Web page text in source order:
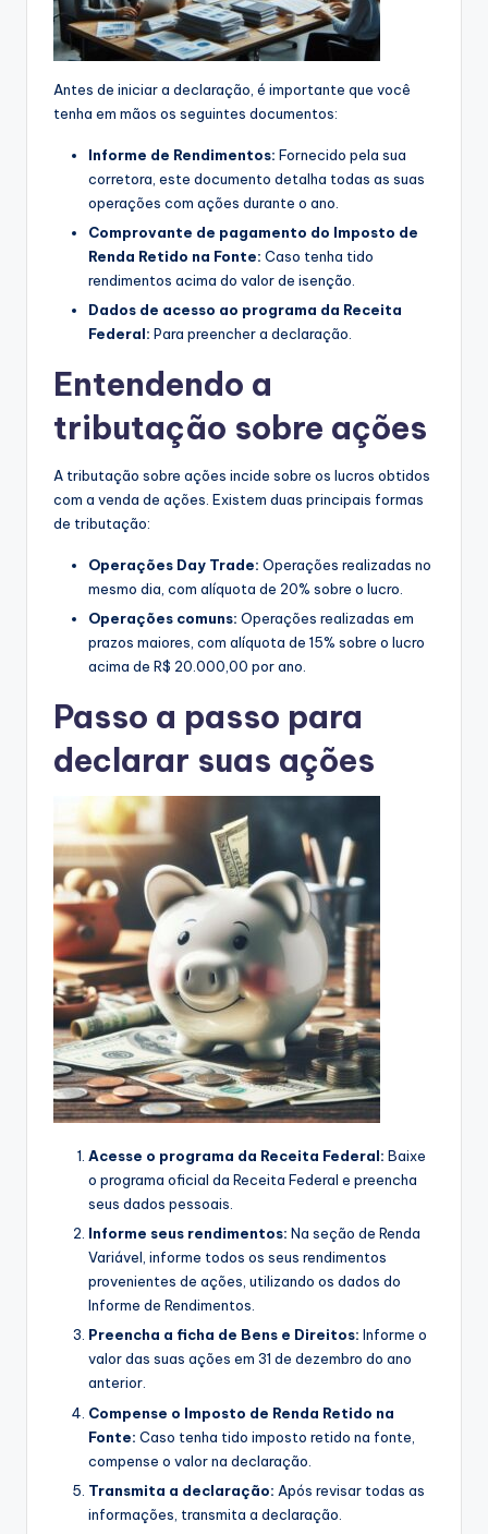
Antes de iniciar a declaração, é importante que você
tenha em mãos os seguintes documentos:
Informe de Rendimentos: Fornecido pela sua
corretora, este documento detalha todas as suas
operações com ações durante o ano.
Comprovante de pagamento do Imposto de
Renda Retido na Fonte: Caso tenha tido
rendimentos acima do valor de isenção.
Dados de acesso ao programa da Receita
Federal: Para preencher a declaração.
Entendendo a
tributação sobre ações
A tributação sobre ações incide sobre os lucros obtidos
com a venda de ações. Existem duas principais formas
de tributação:
Operações Day Trade: Operações realizadas no
mesmo dia, com alíquota de 20% sobre o lucro.
Operações comuns: Operações realizadas em
prazos maiores, com alíquota de 15% sobre o lucro
acima de R$ 20.000,00 por ano.
Passo a passo para
declarar suas ações
Acesse o programa da Receita Federal: Baixe
o programa oficial da Receita Federal e preencha
seus dados pessoais.
Informe seus rendimentos: Na seção de Renda
Variável, informe todos os seus rendimentos
provenientes de ações, utilizando os dados do
Informe de Rendimentos.
Preencha a ficha de Bens e Direitos: Informe o
valor das suas ações em 31 de dezembro do ano
anterior.
Compense o Imposto de Renda Retido na
Fonte: Caso tenha tido imposto retido na fonte,
compense o valor na declaração.
Transmita a declaração: Após revisar todas as
informações, transmita a declaração.